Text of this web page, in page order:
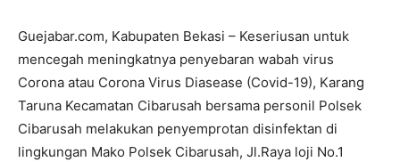
Guejabar.com, Kabupaten Bekasi – Keseriusan untuk
mencegah meningkatnya penyebaran wabah virus
Corona atau Corona Virus Diasease (Covid-19), Karang
Taruna Kecamatan Cibarusah bersama personil Polsek
Cibarusah melakukan penyemprotan disinfektan di
lingkungan Mako Polsek Cibarusah, Jl.Raya loji No.1